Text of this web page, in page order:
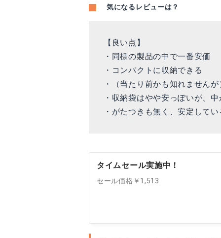
気になるレビューは？
【良い点】
・同様の製品の中で一番安価
・コンパクトに収納できる
・（当たり前かも知れません
・収納袋はやや安っぽいが、
・がたつきも無く、安定して
タイムセール実施中！
セール価格￥1,513